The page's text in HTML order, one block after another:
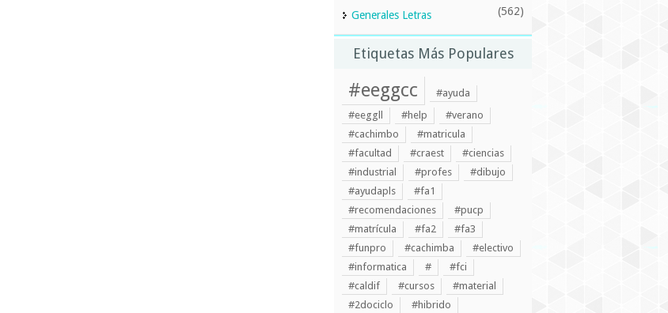
Generales Letras (562)
Etiquetas Más Populares
#eeggcc
#ayuda
#eeggll
#help
#verano
#cachimbo
#matricula
#facultad
#craest
#ciencias
#industrial
#profes
#dibujo
#ayudapls
#fa1
#recomendaciones
#pucp
#matrícula
#fa2
#fa3
#funpro
#cachimba
#electivo
#informatica
#
#fci
#caldif
#cursos
#material
#2dociclo
#hibrido